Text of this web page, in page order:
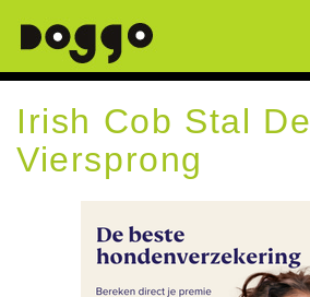
Irish Cob Stal De
Viersprong